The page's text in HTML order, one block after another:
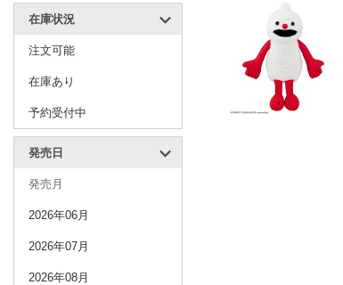
在庫状況
注文可能
在庫あり
予約受付中
発売日
発売月
2026年06月
2026年07月
2026年08月